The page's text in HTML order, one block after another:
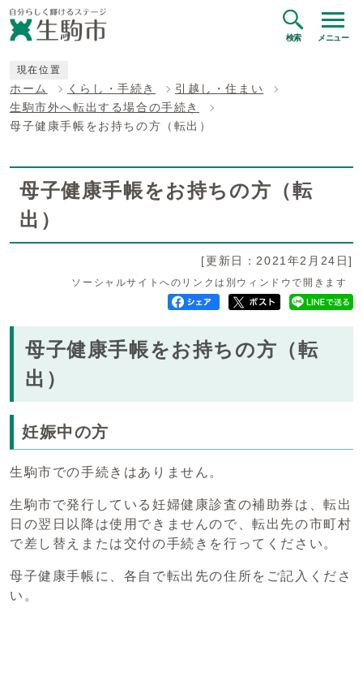
検索 メニュー
現在位置
ホーム くらし・手続き
引越し・住まい
生駒市外へ転出する場合の手続き
母子健康手帳をお持ちの方（転出）
母子健康手帳をお持ちの方（転
出）
[更新日：2021年2月24日]
ソーシャルサイトへのリンクは別ウィンドウで開きます
母子健康手帳をお持ちの方（転
出）
妊娠中の方
生駒市での手続きはありません。
生駒市で発行している妊婦健康診査の補助券は、転出
日の翌日以降は使用できませんので、転出先の市町村
で差し替えまたは交付の手続きを行ってください。
母子健康手帳に、各自で転出先の住所をご記入くださ
い。